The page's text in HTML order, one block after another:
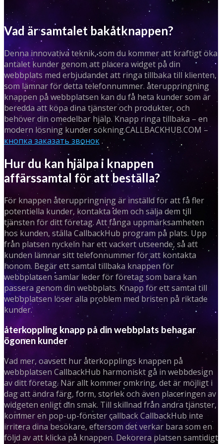
Vad är samtalet bakåtknappen?
Denna innovativa teknik, som du kommer att kraftigt öka
antalet kunder genom att placera widget på din
webbplats med erbjudandet att ringa tillbaka till klienten,
som lämnar för detta telefonnummer. återuppringning
knappen på webbplatsen kan du få heta kunder som är
beredda att köpa dina tjänster och produkter, och
behöver din omedelbar hjälp. Knapp ringa tillbaka – en
modern lösning kunder sökning.CALLBACKHUB.COM –
кнопка заказать звонок.
Hur du kan hjälpa i knappen
affärssamtal för att beställa?
För knappen återuppringning är inställd för att få fler
potentiella kunder, kontakta dem och sälja dem till
tjänsten för ditt företag. Att fånga uppmärksamheten
hos kunden, ställa CallbackHub program på plats. Upp
från platsen nyckeln har ett vackert utseende, så att
kunden lämnar sitt telefonnummer för att kontakta
honom. Begär ett samtal tillbaka knappen för
webbplatsen samlar leder för företag som bara kan
passera genom din webbplats. Knapp för ett samtal till
webbplatsen löser alla problem med bristen på riktade
kunder.
återkoppling knapp på din webbplats behagar
ögonen kunder
Vad mer, oavsett hur återkopplings knappen på
webbplatsen CallbackHub harmoniskt gå in webbdesign
av ditt företag. När allt kommer omkring, det är möjligt i
dag att ändra färg, form, storlek och även placeringen av
widgeten enligt din smak. Till skillnad från andra tjänster,
kommer en pop-up-fönster callback CallbackHub inte
irritera dina besökare, eftersom det verkar bara som en
följd av att klicka på knappen. Dekorera platsen samtidigt